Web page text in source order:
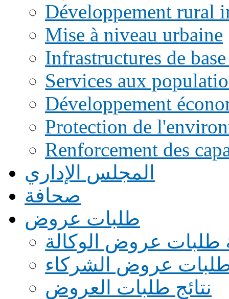
Développement rural
Mise à niveau urbaine
Infrastructures de
Services aux
Développement
Protection de
Renforcement des
المجلس الإداري
صحافة
طلبات عروض
طلبات عروض الوكالة
طلبات عروض الشركاء
نتائج طلبات العروض